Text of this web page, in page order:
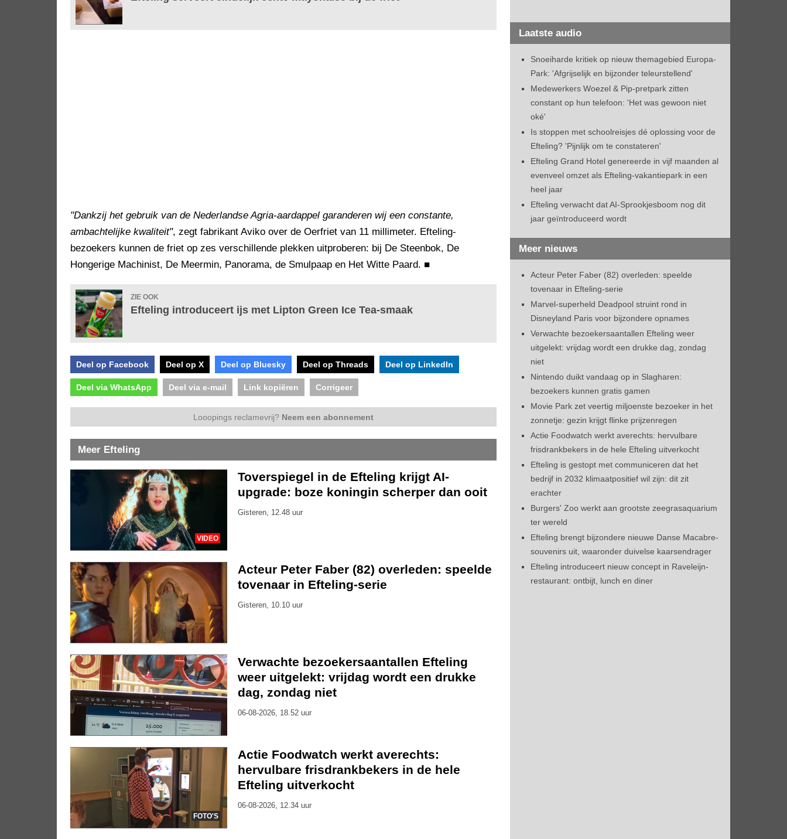
"Dankzij het gebruik van de Nederlandse Agria-aardappel garanderen wij een constante,
ambachtelijke kwaliteit", zegt fabrikant Aviko over de Oerfriet van 11 millimeter. Efteling-
bezoekers kunnen de friet op zes verschillende plekken uitproberen: bij De Steenbok, De
Hongerige Machinist, De Meermin, Panorama, de Smulpaap en Het Witte Paard. ■
ZIE OOK
Efteling introduceert ijs met Lipton Green Ice Tea-smaak
Deel op Facebook Deel op X Deel op Bluesky Deel op Threads Deel op LinkedIn
Deel via WhatsApp Deel via e-mail Link kopiëren Corrigeer
Looopings reclamevrij? Neem een abonnement
Meer Efteling
VIDEO
Toverspiegel in de Efteling krijgt AI-
upgrade: boze koningin scherper dan ooit
Gisteren, 12.48 uur
Acteur Peter Faber (82) overleden: speelde
tovenaar in Efteling-serie
Gisteren, 10.10 uur
Verwachte bezoekersaantallen Efteling
weer uitgelekt: vrijdag wordt een drukke
dag, zondag niet
06-08-2026, 18.52 uur
FOTO'S
Actie Foodwatch werkt averechts:
hervulbare frisdrankbekers in de hele
Efteling uitverkocht
06-08-2026, 12.34 uur
Laatste audio
Snoeiharde kritiek op nieuw themagebied Europa-
Park: 'Afgrijselijk en bijzonder teleurstellend'
Medewerkers Woezel & Pip-pretpark zitten
constant op hun telefoon: 'Het was gewoon niet
oké'
Is stoppen met schoolreisjes dé oplossing voor de
Efteling? 'Pijnlijk om te constateren'
Efteling Grand Hotel genereerde in vijf maanden al
evenveel omzet als Efteling-vakantiepark in een
heel jaar
Efteling verwacht dat AI-Sprookjesboom nog dit
jaar geïntroduceerd wordt
Meer nieuws
Acteur Peter Faber (82) overleden: speelde
tovenaar in Efteling-serie
Marvel-superheld Deadpool struint rond in
Disneyland Paris voor bijzondere opnames
Verwachte bezoekersaantallen Efteling weer
uitgelekt: vrijdag wordt een drukke dag, zondag
niet
Nintendo duikt vandaag op in Slagharen:
bezoekers kunnen gratis gamen
Movie Park zet veertig miljoenste bezoeker in het
zonnetje: gezin krijgt flinke prijzenregen
Actie Foodwatch werkt averechts: hervulbare
frisdrankbekers in de hele Efteling uitverkocht
Efteling is gestopt met communiceren dat het
bedrijf in 2032 klimaatpositief wil zijn: dit zit
erachter
Burgers' Zoo werkt aan grootste zeegrasaquarium
ter wereld
Efteling brengt bijzondere nieuwe Danse Macabre-
souvenirs uit, waaronder duivelse kaarsendrager
Efteling introduceert nieuw concept in Raveleijn-
restaurant: ontbijt, lunch en diner